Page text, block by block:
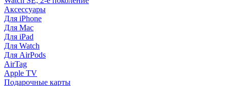
Аксессуары
Для iPhone
Для Mac
Для iPad
Для Watch
Для AirPods
AirTag
Apple TV
Подарочные карты